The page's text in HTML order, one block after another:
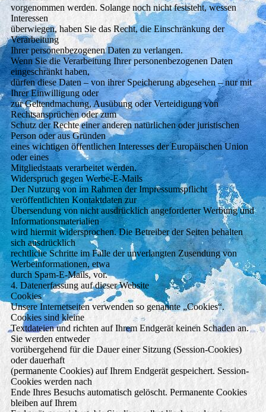
vorgenommen werden. Solange noch nicht feststeht, wessen
Interessen
überwiegen, haben Sie das Recht, die Einschränkung der
Verarbeitung
Ihrer personenbezogenen Daten zu verlangen.
Wenn Sie die Verarbeitung Ihrer personenbezogenen Daten
eingeschränkt haben,
dürfen diese Daten – von ihrer Speicherung abgesehen – nur mit
Ihrer Einwilligung oder
zur Geltendmachung, Ausübung oder Verteidigung von
Rechtsansprüchen oder zum
Schutz der Rechte einer anderen natürlichen oder juristischen
Person oder aus Gründen
eines wichtigen öffentlichen Interesses der Europäischen Union
oder eines
Mitgliedstaats verarbeitet werden.
Widerspruch gegen Werbe-E-Mails
Der Nutzung von im Rahmen der Impressumspflicht
veröffentlichten Kontaktdaten zur
Übersendung von nicht ausdrücklich angeforderter Werbung und
Informationsmaterialien
wird hiermit widersprochen. Die Betreiber der Seiten behalten
sich ausdrücklich
rechtliche Schritte im Falle der unverlangten Zusendung von
Werbeinformationen, etwa
durch Spam-E-Mails, vor.
4. Datenerfassung auf dieser Website
Cookies
Unsere Internetseiten verwenden so genannte „Cookies“.
Cookies sind kleine
Textdateien und richten auf Ihrem Endgerät keinen Schaden an.
Sie werden entweder
vorübergehend für die Dauer einer Sitzung (Session-Cookies)
oder dauerhaft
(permanente Cookies) auf Ihrem Endgerät gespeichert. Session-
Cookies werden nach
Ende Ihres Besuchs automatisch gelöscht. Permanente Cookies
bleiben auf Ihrem